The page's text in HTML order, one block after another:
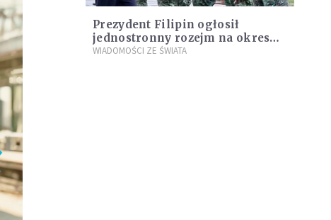
Prezydent Filipin ogłosił
jednostronny rozejm na okres
świąt
WIADOMOŚCI ZE ŚWIATA